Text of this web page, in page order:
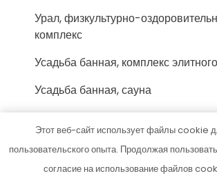
Урал, физкультурно-
комплекс
Усадьба банная, комплекс
Усадьба банная, сауна
Усадьба банная, сауна
Учебный центр Миг
Феникс-Авто, сервис-маркет
Этот веб-сайт использует файлы cookie
пользовательского опыта. Продолжая
согласие на использование файлов